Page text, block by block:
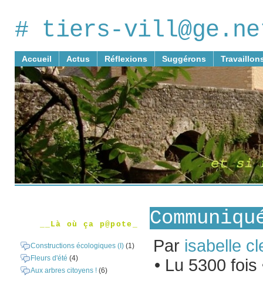
# tiers-
Accueil Actus Réflexions Suggérons
__Là où ça p@pote_
Constructions écologiques (I) (1)
Fleurs d'été (4)
Aux arbres citoyens ! (6)
Par isabelle
• Lu 5300 fois